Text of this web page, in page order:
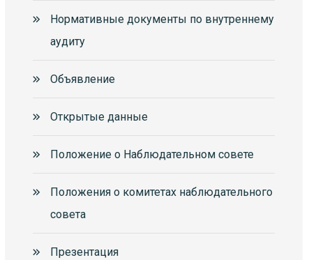
Нормативные документы по внутреннему
аудиту
Объявление
Открытые данные
Положение о Наблюдательном совете
Положения о комитетах наблюдательного
совета
Презентация